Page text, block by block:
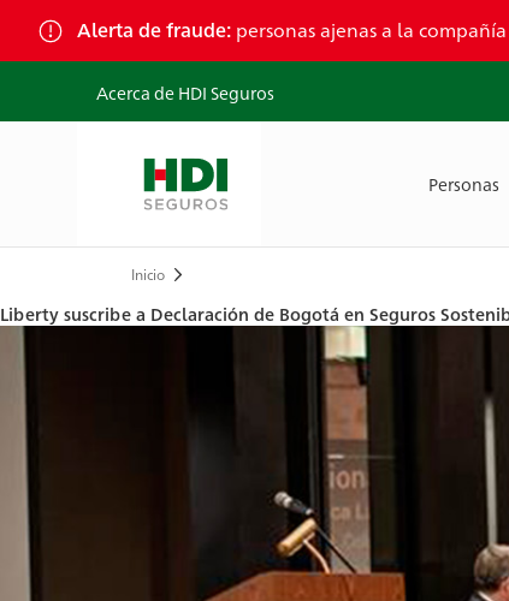
content
Alerta de fraude: personas ajenas a la
Acerca de HDI Seguros
Personas
Ruta
navegación
Inicio
Liberty suscribe a Declaración de Bogotá en Seguros